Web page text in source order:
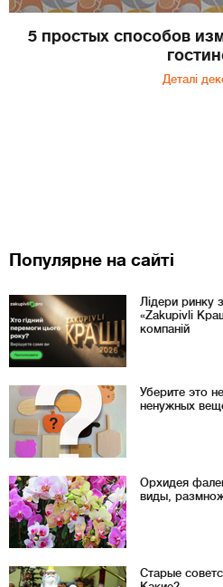
5 простых способов
Деталі
Популярне на сайті
Лідери ринку
«Zakupivli
компаній
Уберите это
ненужных
Орхидея
виды,
Старые